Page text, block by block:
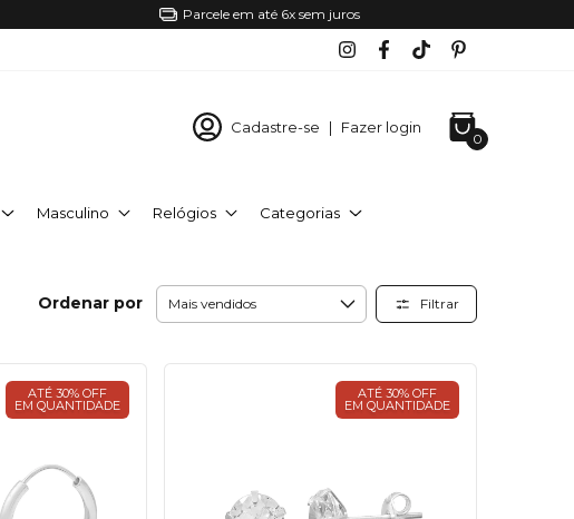
Parcele em até 6x sem juros
Cadastre-se | Fazer login
0
Masculino Relógios Categorias
Ordenar por Filtrar
ATÉ 30% OFF
EM QUANTIDADE
ATÉ 30% OFF
EM QUANTIDADE